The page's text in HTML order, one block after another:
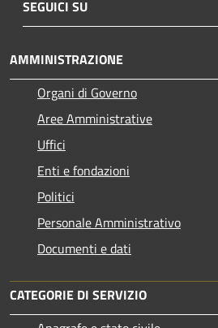
SEGUICI SU
AMMINISTRAZIONE
Organi di Governo
Aree Amministrative
Uffici
Enti e fondazioni
Politici
Personale Amministrativo
Documenti e dati
CATEGORIE DI SERVIZIO